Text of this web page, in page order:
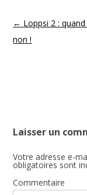
Navigation des
← Loppsi 2 :
non !
Laisser un
Votre adresse e-
obligatoires sont
Commentaire